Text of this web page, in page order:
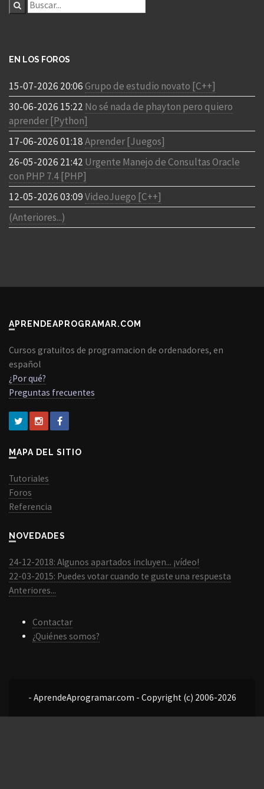
EN LOS FOROS
15-07-2026 20:06Grupo de estudio novato [C++]
30-06-2026 15:22 No sé nada de phayton pero quiero
aprender [Python]
17-06-2026 01:18Aprender [Juegos]
26-05-2026 21:42 Urgente Manejo de Consultas Oracle
con PHP 7.4 [PHP]
12-05-2026 03:09VideoJuego [C++]
(Anteriores...)
APRENDEAPROGRAMAR.COM
Cursos gratuitos de programacion de ordenadores, en
español
¿Por qué?
Preguntas frecuentes
MAPA DEL SITIO
Tutoriales
Foros
Referencia
NOVEDADES
24-12-2018: Algunos apartados incluyen... ¡vídeo!
22-03-2015: Puedes votar cuando te guste una respuesta
Anteriores...
Contactar
¿Quiénes somos?
- AprendeAprogramar.com - Copyright (c) 2006-2026